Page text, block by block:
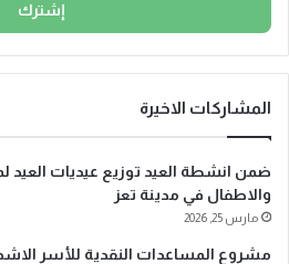
ب
ر
د
ل
إ
ل
المشاركات الاخيرة
ضمن انشطة العيد توزيع عيديات العيد
والاطفال في مدينة تعز
مارس 25, 2026
مشروع المساعدات النقدية للأسر